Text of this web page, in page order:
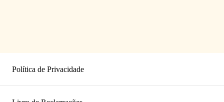
Política de Privacidade